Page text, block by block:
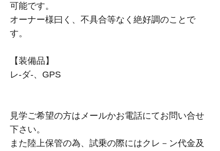
可能です。
オーナー様曰く、不具合等なく絶好調のことで
す。
【装備品】
レ-ダ-、GPS
見学ご希望の方はメールかお電話にてお問い合せ
下さい。
また陸上保管の為、試乗の際にはクレ－ン代金及